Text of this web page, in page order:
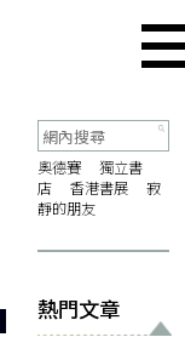
奧德賽
獨立書
店
香港書展
寂
靜的朋友
熱門文章